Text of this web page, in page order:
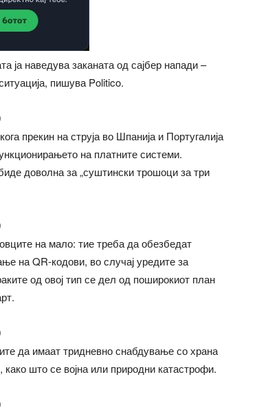
ја наведува заканата од сајбер напади –
пишува Politico.
прекин на струја во Шпанија и Португалија
на платните системи.
доволна за „суштински трошоци за три
на мало: тие треба да обезбедат
на QR-кодови, во случај уредите за
од овој тип се дел од поширокиот план
да имаат тридневно снабдување со храна
што се војна или природни катастрофи.